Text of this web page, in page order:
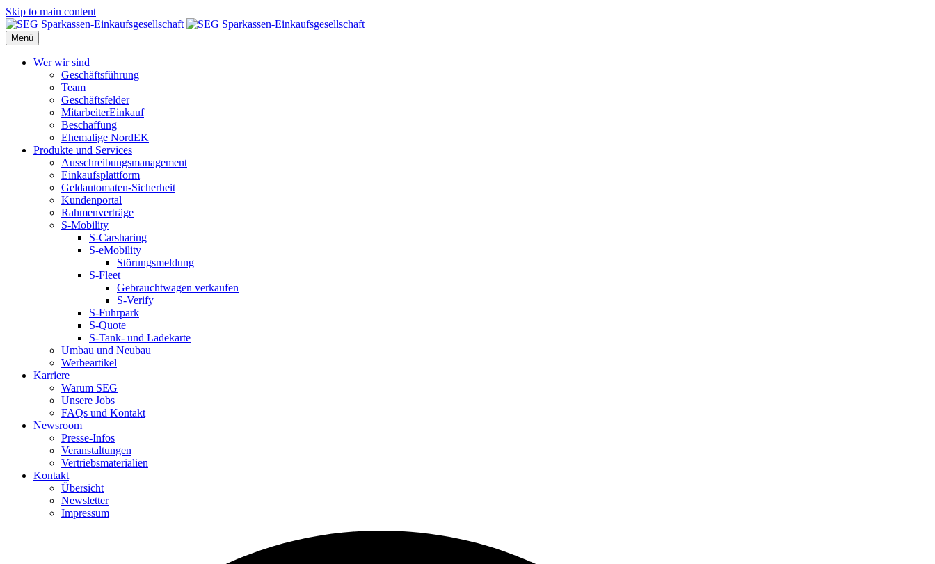
Skip to main content
Menü
Wer wir sind
Geschäftsführung
Team
Geschäftsfelder
MitarbeiterEinkauf
Beschaffung
Ehemalige NordEK
Produkte und Services
Ausschreibungsmanagement
Einkaufsplattform
Geldautomaten-Sicherheit
Kundenportal
Rahmenverträge
S-Mobility
S-Carsharing
S-eMobility
Störungsmeldung
S-Fleet
Gebrauchtwagen verkaufen
S-Verify
S-Fuhrpark
S-Quote
S-Tank- und Ladekarte
Umbau und Neubau
Werbeartikel
Karriere
Warum SEG
Unsere Jobs
FAQs und Kontakt
Newsroom
Presse-Infos
Veranstaltungen
Vertriebsmaterialien
Kontakt
Übersicht
Newsletter
Impressum